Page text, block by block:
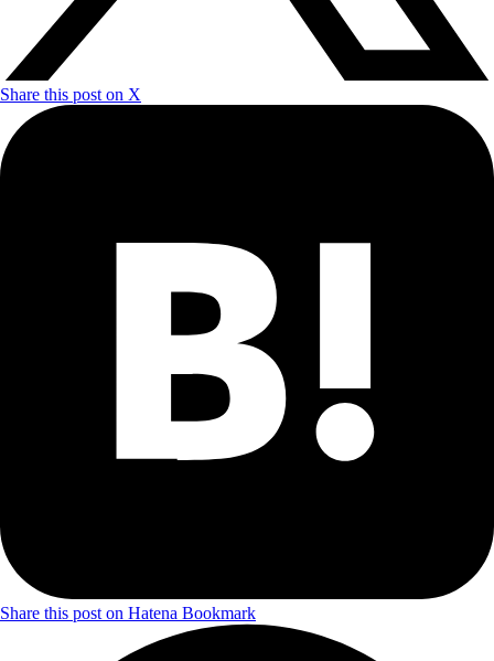
Share this post on X
Share this post on Hatena Bookmark